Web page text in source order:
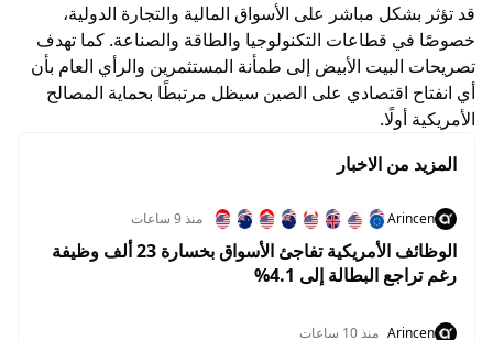
قد تؤثر بشكل مباشر على الأسواق المالية والتجارة الدولية،
خصوصًا في قطاعات التكنولوجيا والطاقة والصناعة. كما تهدف
تصريحات البيت الأبيض إلى طمأنة المستثمرين والرأي العام بأن
أي انفتاح اقتصادي على الصين سيظل مرتبطًا بحماية المصالح
الأمريكية أولًا.
المزيد من الاخبار
Arincen منذ 9 ساعات
الوظائف الأمريكية تفاجئ الأسواق بخسارة 23 ألف وظيفة
رغم تراجع البطالة إلى 4.1%
Arincen منذ 10 ساعات